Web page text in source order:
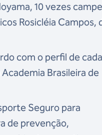
10 vezes
Rosicléia Campos,
com o perfil de cada
Brasileira de
Seguro para
de prevenção,